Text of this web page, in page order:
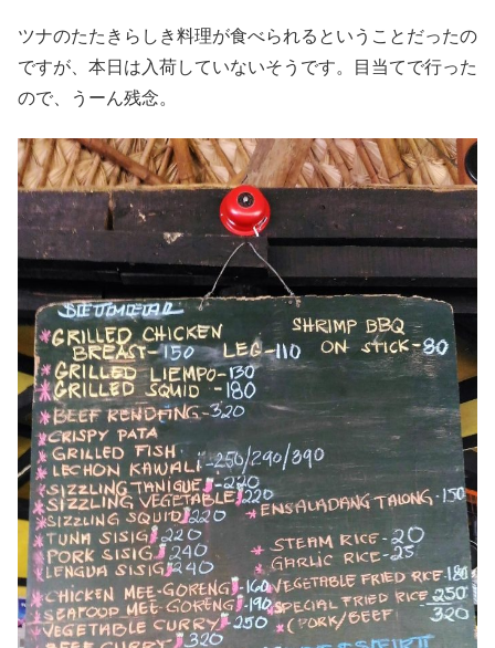
ツナのたたきらしき料理が食べられるということだったの
ですが、本日は入荷していないそうです。目当てで行った
ので、うーん残念。